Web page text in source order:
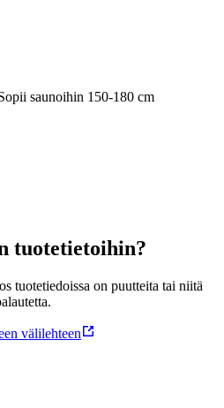
saunoihin 150-180 cm
tuotetietoihin?
tuotetiedoissa on puutteita tai niitä
välilehteen